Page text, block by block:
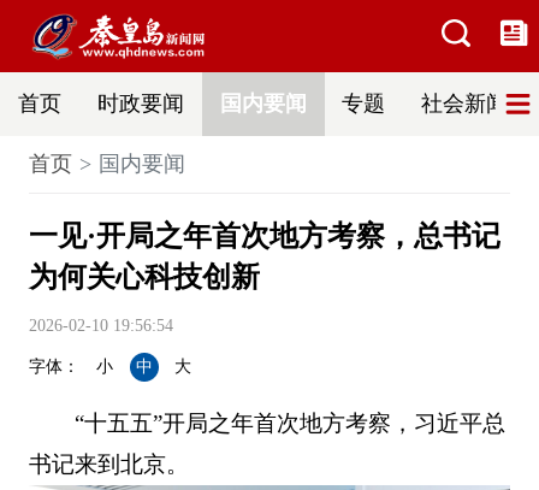
首页 时政要闻 国内要闻 专题 社会新闻
首页 国内要闻
一见·开局之年首次地方考察，总书记
为何关心科技创新
2026-02-10 19:56:54
字体： 小 中 大
“十五五”开局之年首次地方考察，习近平总
书记来到北京。